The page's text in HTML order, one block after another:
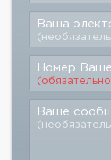
Ваша
Номер
Ваше